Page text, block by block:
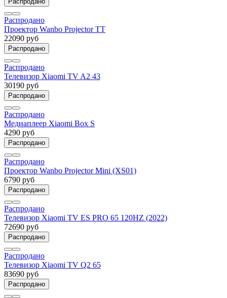
Распродано
Проектор Wanbo Projector TT
22090 руб
Распродано
Распродано
Телевизор Xiaomi TV A2 43
30190 руб
Распродано
Распродано
Медиаплеер Xiaomi Box S
4290 руб
Распродано
Распродано
Проектор Wanbo Projector Mini (XS01)
6790 руб
Распродано
Распродано
Телевизор Xiaomi TV ES PRO 65 120HZ (2022)
72690 руб
Распродано
Распродано
Телевизор Xiaomi TV Q2 65
83690 руб
Распродано